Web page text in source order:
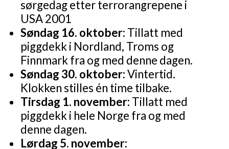
sørgedag etter terrorangrepene i
USA 2001
Søndag 16. oktober: Tillatt med
piggdekk i Nordland, Troms og
Finnmark fra og med denne dagen.
Søndag 30. oktober:Vintertid.
Klokken stilles én time tilbake.
Tirsdag 1. november: Tillatt med
piggdekk i hele Norge fra og med
denne dagen.
Lørdag 5. november: